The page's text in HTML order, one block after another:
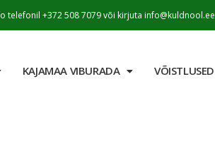
telefonil +372 508 7079 või kirjuta info@kuldnool.ee
KAJAMAA VIBURADA VÕISTLUSED